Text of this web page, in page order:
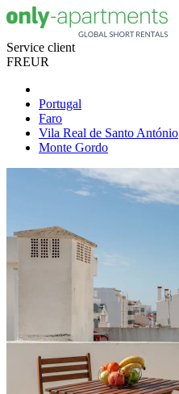
Service client
FREUR
Portugal
Faro
Vila Real de Santo António
Monte Gordo